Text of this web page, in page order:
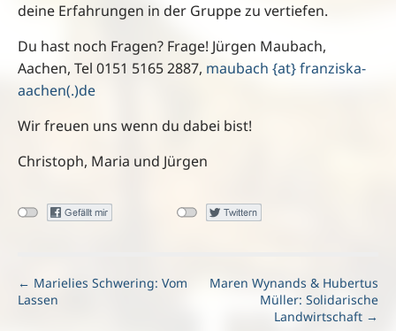
deine Erfahrungen in der Gruppe zu vertiefen.
Du hast noch Fragen? Frage! Jürgen Maubach,
Aachen, Tel 0151 5165 2887, maubach {at} franziska-
aachen(.)de
Wir freuen uns wenn du dabei bist!
Christoph, Maria und Jürgen
P
o
← Marielies Schwering: Vom
Lassen
Maren Wynands & Hubertus
Müller: Solidarische
Landwirtschaft →